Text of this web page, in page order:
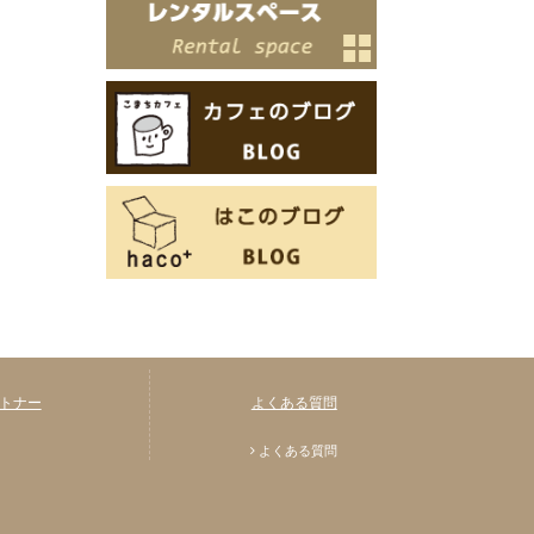
ナー よくある質問
よくある質問